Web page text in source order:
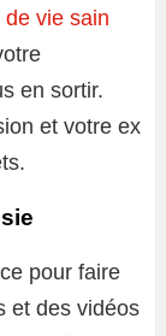
de vie sain
en sortir.
et votre ex
pour faire
et des vidéos